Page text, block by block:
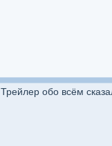
Трейлер обо всём